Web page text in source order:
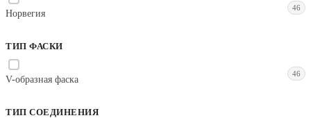
Норвегия
46
ТИП ФАСКИ
V-образная фаска
46
ТИП СОЕДИНЕНИЯ